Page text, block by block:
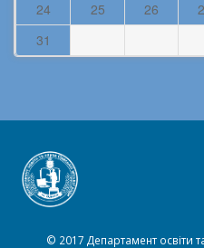
24 25 26
31
© 2017 Департамент освіти